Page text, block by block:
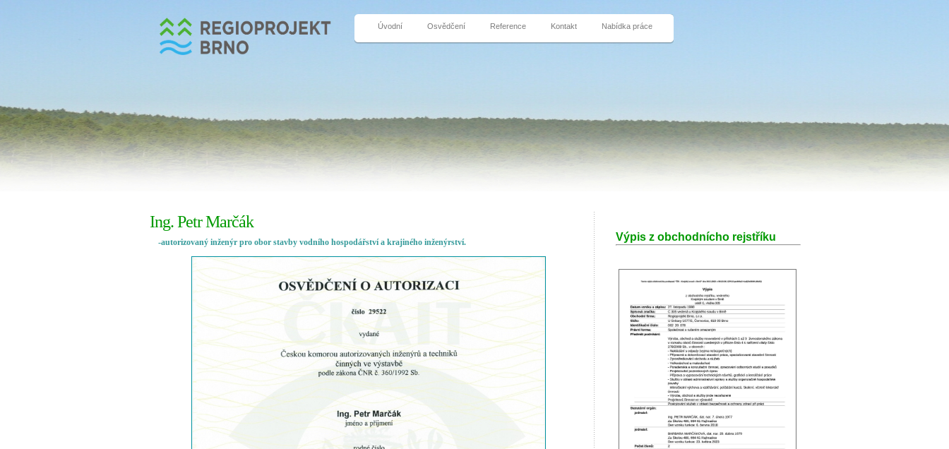
Úvodní Osvědčení Reference Kontakt Nabídka práce
Ing. Petr Marčák
-autorizovaný inženýr pro obor stavby vodního hospodářství a krajiného inženýrství. Výpis z obchodnícho rejstříku